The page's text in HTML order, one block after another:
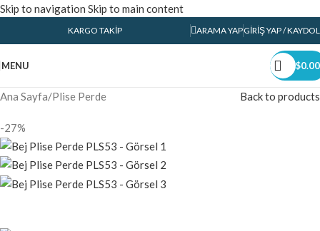
Skip to navigation Skip to main content
KARGO TAKIP ARAMA YAPGIRIŞ YAP / KAYDOL
MENU $0.00
Ana Sayfa/Plise Perde Back to products
-27%